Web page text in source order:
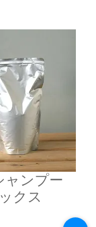
ャンプー
クス